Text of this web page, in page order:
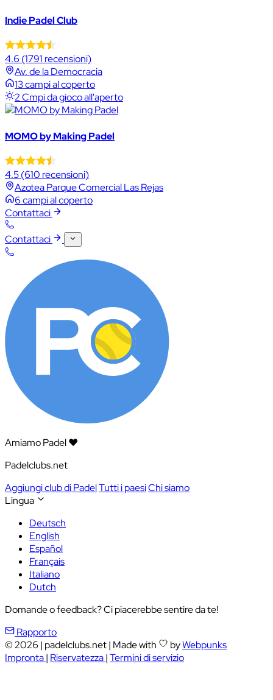
Indie Padel Club
4.6 (1791 recensioni)
Av. de la Democracia
13 campi al coperto
2 Cmpi da gioco all'aperto
MOMO by Making Padel
4.5(610 recensioni)
Azotea Parque Comercial Las Rejas
6 campi al coperto
Contattaci
Contattaci
Amiamo Padel ❤️
Padelclubs.net
Aggiungi club di PadelTutti i paesiChi siamo
Lingua
Deutsch
English
Español
Français
Italiano
Dutch
Domande o feedback? Ci piacerebbe sentire da te!
Rapporto
© 2026 | padelclubs.net| Made with byWebpunks
Impronta| Riservatezza|Termini di servizio